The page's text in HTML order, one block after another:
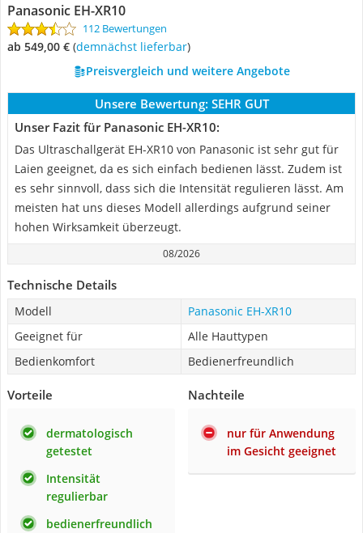
Panasonic EH-XR10
112 Bewertungen
ab 549,00 € ( Demnächst lieferbar)
Preisvergleich und weitere Angebote
Unsere Bewertung: SEHR GUT
Unser Fazit für Panasonic EH-XR10:
Das Ultraschallgerät EH-XR10 von Panasonic ist sehr gut für
Laien geeignet, da es sich einfach bedienen lässt. Zudem ist
es sehr sinnvoll, dass sich die Intensität regulieren lässt. Am
meisten hat uns dieses Modell allerdings aufgrund seiner
hohen Wirksamkeit überzeugt.
08/2026
Technische Details
Modell
Panasonic EH-XR10
Geeignet für
Alle Hauttypen
Bedienkomfort
Bedienerfreundlich
Vorteile
dermatologisch
getestet
Intensität
regulierbar
bedienerfreundlich
Nachteile
nur für Anwendung
im Gesicht geeignet